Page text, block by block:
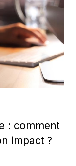
: comment
impact ?